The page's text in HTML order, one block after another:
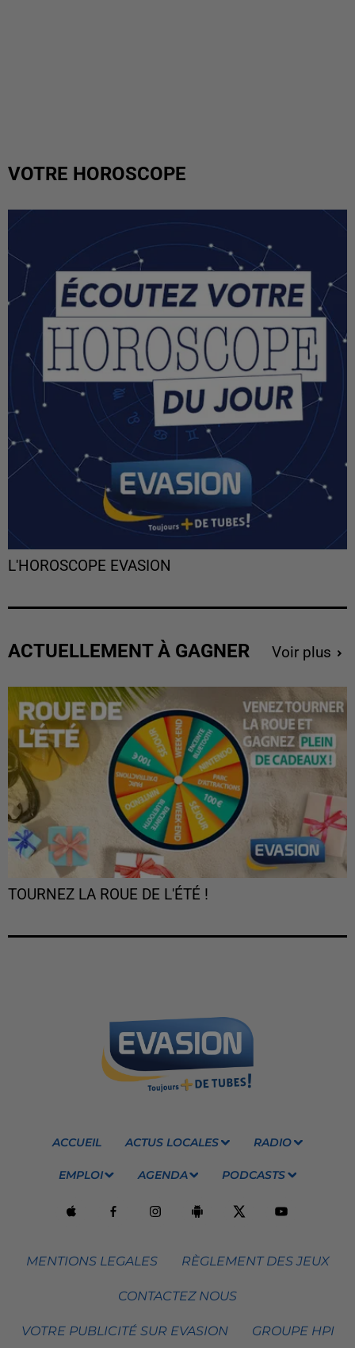
VOTRE HOROSCOPE
L'HOROSCOPE EVASION
ACTUELLEMENT À GAGNER Voir plus
TOURNEZ LA ROUE DE L'ÉTÉ !
ACCUEIL ACTUS LOCALES RADIO
EMPLOI AGENDA PODCASTS
MENTIONS LEGALES RÈGLEMENT DES JEUX
CONTACTEZ NOUS
VOTRE PUBLICITÉ SUR EVASION GROUPE HPI